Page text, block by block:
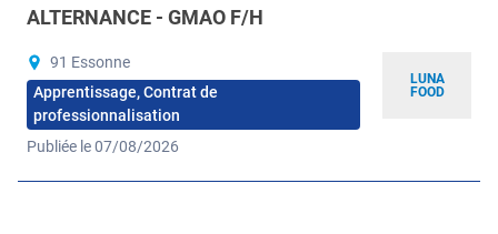
LUNA
FOOD
ALTERNANCE - GMAO F/H
91 Essonne
Apprentissage, Contrat de
professionnalisation
Publiée le 07/08/2026